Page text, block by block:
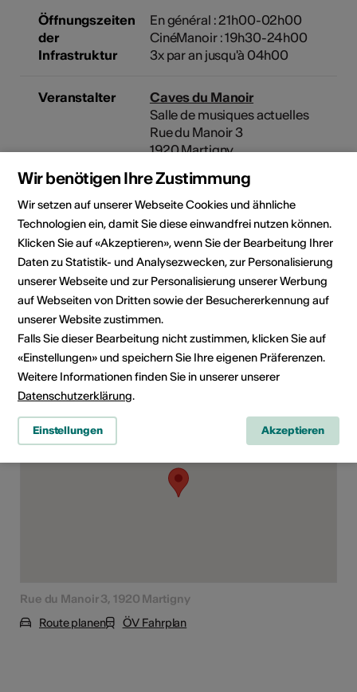
Öffnungszeiten
der
Infrastruktur
En général : 21h00-02h00
CinéManoir : 19h30-24h00
3x par an jusqu'à 04h00
Veranstalter
Caves du Manoir
Salle de musiques actuelles
Rue du Manoir 3
1920 Martigny
Webseite
Rubrik
Art der Veranstaltung
Konzert
Altersfreigabe
Ab 12 Jahren
Veranstaltungsort
Rue du Manoir 3, 1920 Martigny
Route planen
ÖV Fahrplan
Wir benötigen Ihre Zustimmung
Wir setzen auf unserer Webseite Cookies und ähnliche
Technologien ein, damit Sie diese einwandfrei nutzen können.
Klicken Sie auf «Akzeptieren», wenn Sie der Bearbeitung Ihrer
Daten zu Statistik- und Analysezwecken, zur Personalisierung
unserer Webseite und zur Personalisierung unserer Werbung
auf Webseiten von Dritten sowie der Besuchererkennung auf
unserer Website zustimmen.
Falls Sie dieser Bearbeitung nicht zustimmen, klicken Sie auf
«Einstellungen» und speichern Sie Ihre eigenen Präferenzen.
Weitere Informationen finden Sie in unserer unserer
Datenschutzerklärung.
Einstellungen Akzeptieren